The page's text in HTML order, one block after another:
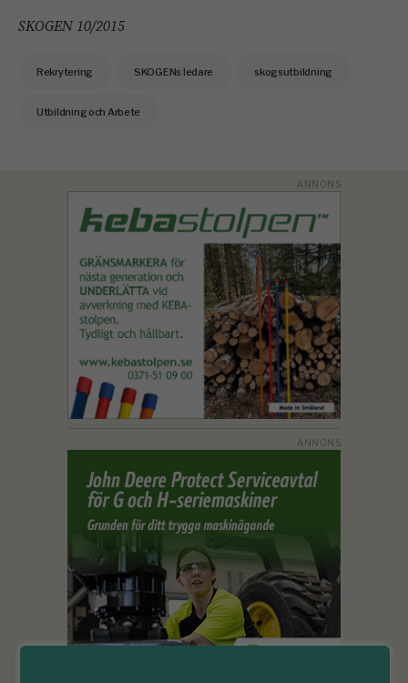
SKOGEN 10/2015
Rekrytering SKOGENs ledare skogsutbildning
Utbildning och Arbete